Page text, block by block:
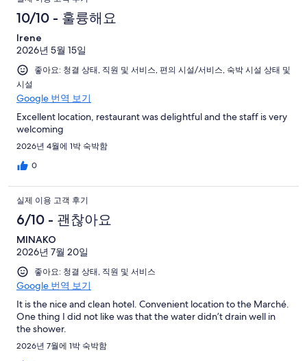
10/10 - 훌륭해요
Irene
2026년 5월 15일
좋아요: 청결 상태, 직원 및 서비스, 편의 시설/서비스, 숙박 시설 상태 및
시설
Google 번역 보기
Excellent location, restaurant was delightful and the staff is very
welcoming
2026년 4월에 1박 숙박함
0
실제 이용 고객 후기
6/10 - 괜찮아요
MINAKO
2026년 7월 20일
좋아요: 청결 상태, 직원 및 서비스
Google 번역 보기
It is the nice and clean hotel. Convenient location to the Marché.
One thing I did not like was that the water didn’t drain well in
the shower.
2026년 7월에 1박 숙박함